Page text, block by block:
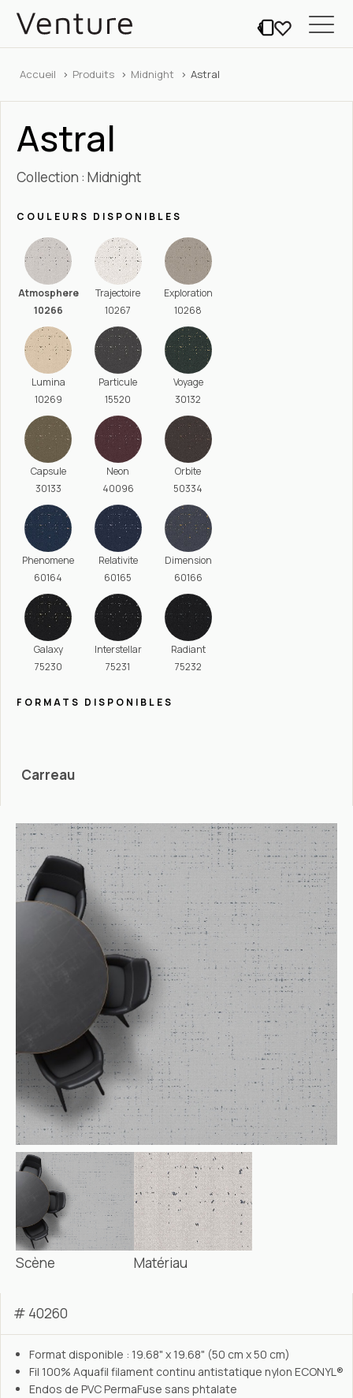
Accueil Produits Midnight Astral
Astral
Collection : Midnight
COULEURS DISPONIBLES
Atmosphere
10266
Trajectoire
10267
Exploration
10268
Lumina
10269
Particule
15520
Voyage
30132
Capsule
30133
Neon
40096
Orbite
50334
Phenomene
60164
Relativite
60165
Dimension
60166
Galaxy
75230
Interstellar
75231
Radiant
75232
FORMATS DISPONIBLES
Carreau
Scène Matériau
# 40260
Format disponible : 19.68" x 19.68" (50 cm x 50 cm)
Fil 100% Aquafil filament continu antistatique nylon ECONYL®
Endos de PVC PermaFuse sans phtalate